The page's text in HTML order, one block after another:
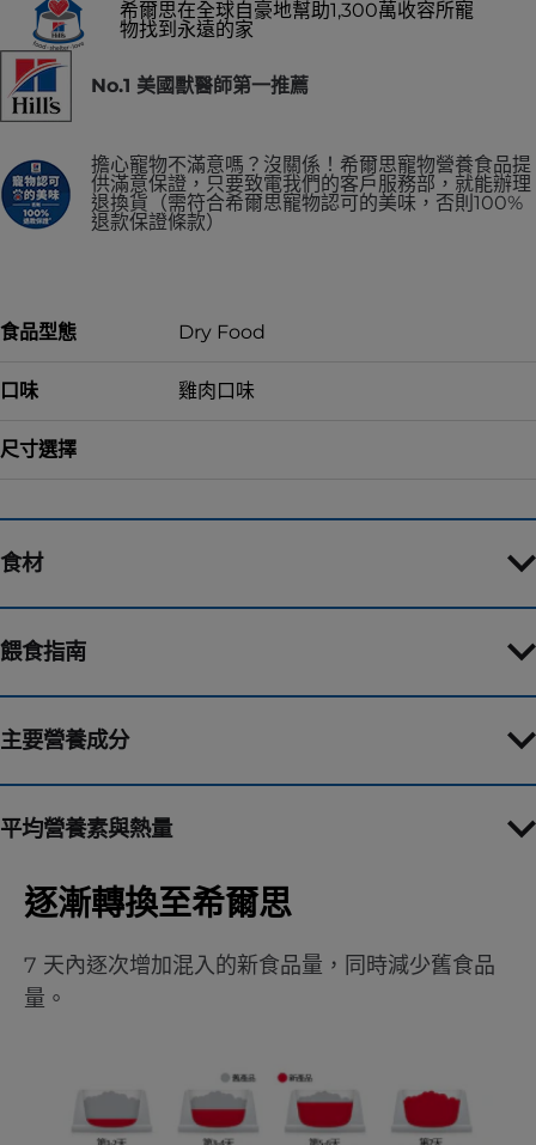
希爾思在全球自豪地幫助1,300萬收容所寵
物找到永遠的家
No.1 美國獸醫師第一推薦
擔心寵物不滿意嗎？沒關係！希爾思寵物營養食品提
供滿意保證，只要致電我們的客戶服務部，就能辦理
退換貨（需符合希爾思寵物認可的美味，否則100%
退款保證條款）
食品型態 Dry Food
口味 雞肉口味
尺寸選擇
食材
餵食指南
主要營養成分
平均營養素與熱量
逐漸轉換至希爾思
7 天內逐次增加混入的新食品量，同時減少舊食品
量。